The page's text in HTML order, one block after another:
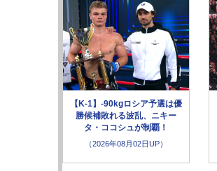
【K-1】-90kgロシア予選は優
勝候補敗れる波乱、ニキー
タ・ココシュが制覇！
（2026年08月02日UP）